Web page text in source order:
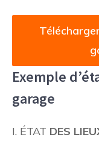
Exemple
garage
I. ÉTAT DES